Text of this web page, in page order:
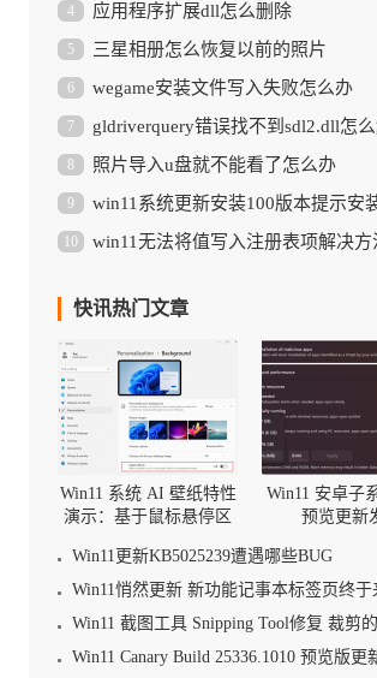
4 应用程序扩展dll怎么删除
5 三星相册怎么恢复以前的照片
6 wegame安装文件写入失败怎么办
7 gldriverquery错误找不到sdl2.dll怎
8 照片导入u盘就不能看了怎么办
9
10 win11无法将值写入注册表项解决方
快讯热门文章
Win11 系统 AI 壁纸特性
演示：基于鼠标悬停区
Win11 安卓子
预览更新
Win11更新KB5025239遭遇哪些BUG
Win11悄然更新 新功能记事本标签页终于
Win11 Canary Build 25336.1010 预览版更